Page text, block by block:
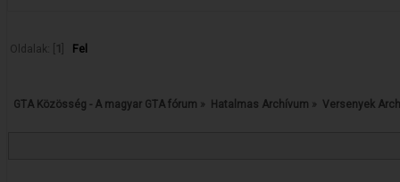
Oldalak: [ 1 Fel
GTA Közösség - A magyar GTA fórum » Hatalmas Archívum » Versenyek